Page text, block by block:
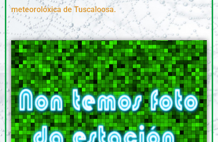
meteorolóxica de Tuscaloosa.